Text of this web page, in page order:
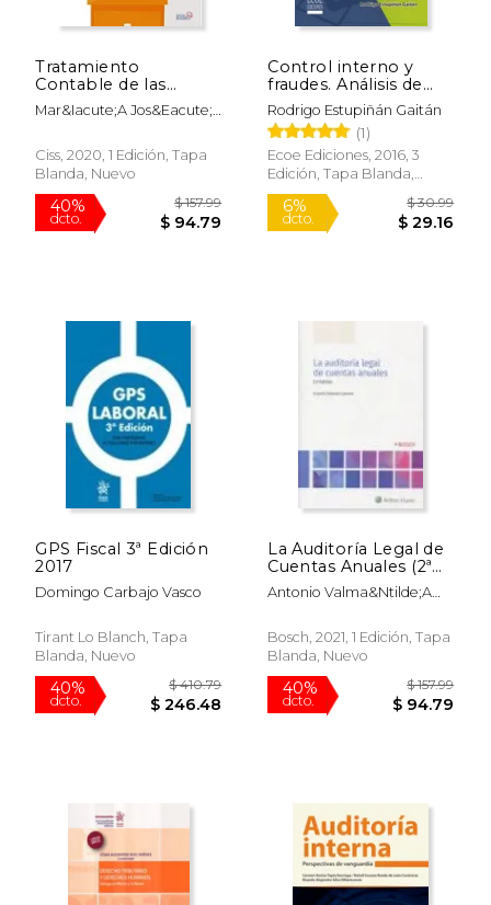
Tratamiento
Contable de las
Principales
Operaciones
Casos Prácticos
Sobre Sociedades
Mar&Iacute;A Jos&Eacute;
Mar&Iacute;A Carmen
Tejada Xim&Eacute;Nez
De Olaso
Ciss, 2020, 1 Edición, Tapa
Blanda, Nuevo
40%
Control interno y
fraudes. Análisis de
Informe COSO I, II y
III con base en los
ciclos transaccionales
Rodrigo Estupiñán Gaitán
(1)
Ecoe Ediciones, 2016, 3
Edición, Tapa Blanda,
Nuevo
6%
GPS Fiscal 3ª Edición
2017
Domingo Carbajo Vasco
Tirant Lo Blanch, Tapa
Blanda, Nuevo
La Auditoría Legal de
Cuentas Anuales (2ª
Edición): Adaptado a
la ley 22
Antonio Valma&Ntilde;A
Bosch, 2021, 1 Edición, Tapa
Blanda, Nuevo